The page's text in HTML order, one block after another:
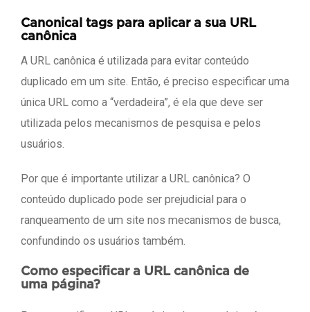
Canonical tags para aplicar a sua URL
canônica
A URL canônica é utilizada para evitar conteúdo
duplicado em um site. Então, é preciso especificar uma
única URL como a “verdadeira”, é ela que deve ser
utilizada pelos mecanismos de pesquisa e pelos
usuários.
Por que é importante utilizar a URL canônica? O
conteúdo duplicado pode ser prejudicial para o
ranqueamento de um site nos mecanismos de busca,
confundindo os usuários também.
Como especificar a URL canônica de
uma página?